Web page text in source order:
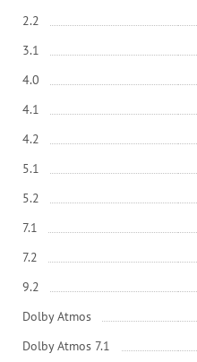
2.2
3.1
4.0
4.1
4.2
5.1
5.2
7.1
7.2
9.2
Dolby Atmos
Dolby Atmos 7.1